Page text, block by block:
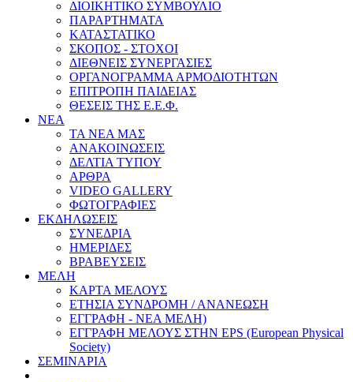
ΔΙΟΙΚΗΤΙΚΟ ΣΥΜΒΟΥΛΙΟ
ΠΑΡΑΡΤΗΜΑΤΑ
ΚΑΤΑΣΤΑΤΙΚΟ
ΣΚΟΠΟΣ - ΣΤΟΧΟΙ
ΔΙΕΘΝΕΙΣ ΣΥΝΕΡΓΑΣΙΕΣ
ΟΡΓΑΝΟΓΡΑΜΜΑ ΑΡΜΟΔΙΟΤΗΤΩΝ
ΕΠΙΤΡΟΠΗ ΠΑΙΔΕΙΑΣ
ΘΕΣΕΙΣ ΤΗΣ Ε.Ε.Φ.
ΝΕΑ
ΤΑ ΝΕΑ ΜΑΣ
ΑΝΑΚΟΙΝΩΣΕΙΣ
ΔΕΛΤΙΑ ΤΥΠΟΥ
ΑΡΘΡΑ
VIDEO GALLERY
ΦΩΤΟΓΡΑΦΙΕΣ
ΕΚΔΗΛΩΣΕΙΣ
ΣΥΝΕΔΡΙΑ
ΗΜΕΡΙΔΕΣ
ΒΡΑΒΕΥΣΕΙΣ
ΜΕΛΗ
ΚΑΡΤΑ ΜΕΛΟΥΣ
ΕΤΗΣΙΑ ΣΥΝΔΡΟΜΗ / ΑΝΑΝΕΩΣΗ
ΕΓΓΡΑΦΗ - ΝΕΑ ΜΕΛΗ)
ΕΓΓΡΑΦΗ ΜΕΛΟΥΣ ΣΤΗΝ EPS (European Physical
Society)
ΣΕΜΙΝΑΡΙΑ